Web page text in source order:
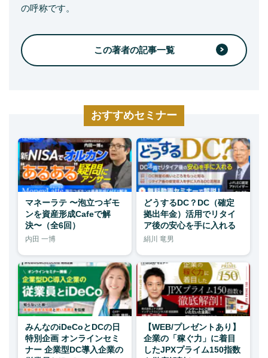
の呼称です。
この著者の記事一覧
おすすめセミナー
マネーラテ 〜泡立つギモ
ンを資産形成Cafeで解
決〜（全6回）
内田 一博
どうするDC？DC（確定
拠出年金）活用でリタイ
ア後の安心を手に入れる
絹川 竜男
みんなのiDeCoとDCの日
特別企画 オンラインセミ
ナー 企業型DC導入企業の
【WEB/プレゼントあり】
企業の「稼ぐ力」に着目
したJPXプライム150指数